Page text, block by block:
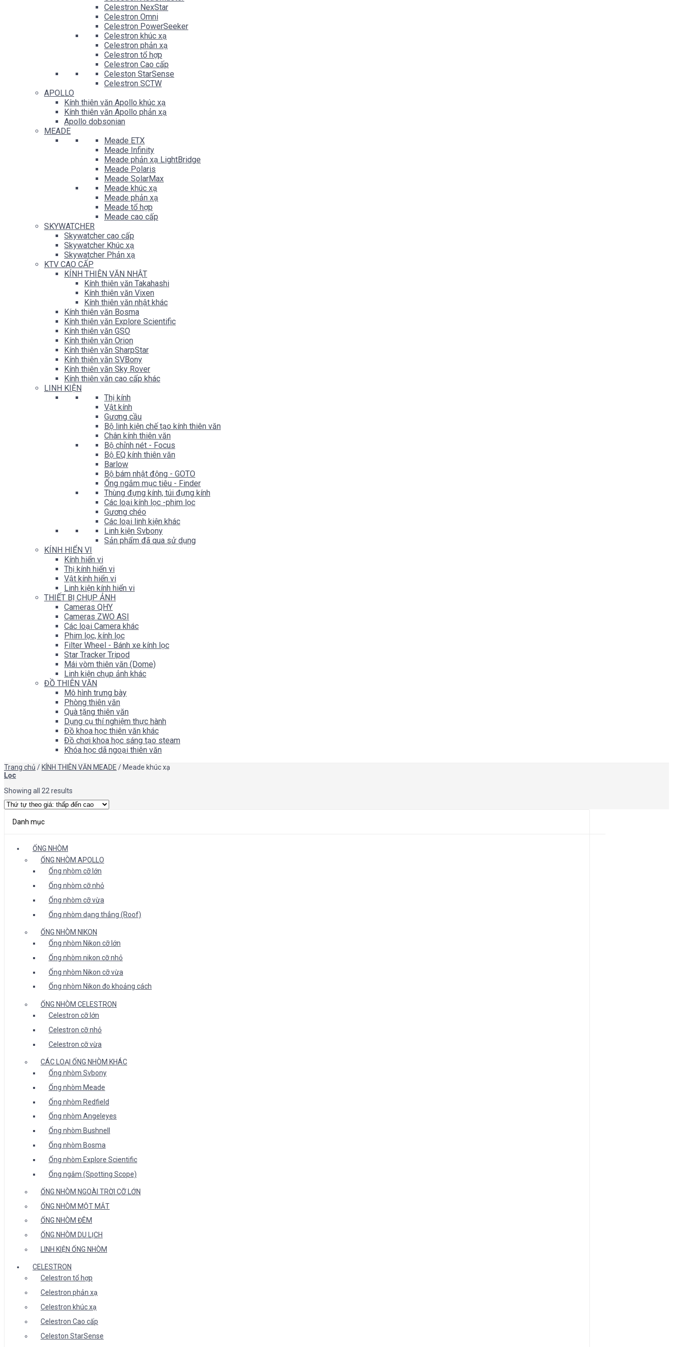
Celestron NexStar
Celestron Omni
Celestron PowerSeeker
Celestron khúc xạ
Celestron phản xạ
Celestron tổ hợp
Celestron Cao cấp
Celeston StarSense
Celestron SCTW
APOLLO
Kính thiên văn Apollo khúc xạ
Kính thiên văn Apollo phản xạ
Apollo dobsonian
MEADE
Meade ETX
Meade Infinity
Meade phản xạ LightBridge
Meade Polaris
Meade SolarMax
Meade khúc xạ
Meade phản xạ
Meade tổ hợp
Meade cao cấp
SKYWATCHER
Skywatcher cao cấp
Skywatcher Khúc xạ
Skywatcher Phản xạ
KTV CAO CẤP
KÍNH THIÊN VĂN NHẬT
Kính thiên văn Takahashi
Kính thiên văn Vixen
Kính thiên văn nhật khác
Kính thiên văn Bosma
Kính thiên văn Explore Scientific
Kính thiên văn GSO
Kính thiên văn Orion
Kính thiên văn SharpStar
Kính thiên văn SVBony
Kính thiên văn Sky Rover
Kính thiên văn cao cấp khác
LINH KIỆN
Thị kính
Vật kính
Gương cầu
Bộ linh kiện chế tạo kính thiên văn
Chân kính thiên văn
Bộ chỉnh nét - Focus
Bộ EQ kính thiên văn
Barlow
Bộ bám nhật động - GOTO
Ống ngắm mục tiêu - Finder
Thùng đựng kính, túi đựng kính
Các loại kính lọc -phim lọc
Gương chéo
Các loại linh kiện khác
Linh kiện Svbony
Sản phẩm đã qua sử dụng
KÍNH HIỂN VI
Kính hiển vi
Thị kính hiển vi
Vật kính hiển vi
Linh kiện kính hiển vi
THIẾT BỊ CHỤP ẢNH
Cameras QHY
Cameras ZWO ASI
Các loại Camera khác
Phim lọc, kính lọc
Filter Wheel - Bánh xe kính lọc
Star Tracker Tripod
Mái vòm thiên văn (Dome)
Linh kiện chụp ảnh khác
ĐỒ THIÊN VĂN
Mô hình trưng bày
Phòng thiên văn
Quà tặng thiên văn
Dụng cụ thí nghiệm thực hành
Đồ khoa học thiên văn khác
Đồ chơi khoa học sáng tạo steam
Khóa học dã ngoại thiên văn
Trang chủ / KÍNH THIÊN VĂN MEADE / Meade khúc xạ
Lọc
Showing all 22 results
Danh mục
ỐNG NHÒM
ỐNG NHÒM APOLLO
Ống nhòm cỡ lớn
Ống nhòm cỡ nhỏ
Ống nhòm cỡ vừa
Ống nhòm dạng thẳng (Roof)
ỐNG NHÒM NIKON
Ống nhòm Nikon cỡ lớn
Ống nhòm nikon cỡ nhỏ
Ống nhòm Nikon cỡ vừa
Ống nhòm Nikon đo khoảng cách
ỐNG NHÒM CELESTRON
Celestron cỡ lớn
Celestron cỡ nhỏ
Celestron cỡ vừa
CÁC LOẠI ỐNG NHÒM KHÁC
Ống nhòm Svbony
Ống nhòm Meade
Ống nhòm Redfield
Ống nhòm Angeleyes
Ống nhòm Bushnell
Ống nhòm Bosma
Ống nhòm Explore Scientific
Ống ngắm (Spotting Scope)
ỐNG NHÒM NGOÀI TRỜI CỠ LỚN
ỐNG NHÒM MỘT MẮT
ỐNG NHÒM ĐÊM
ỐNG NHÒM DU LỊCH
LINH KIỆN ỐNG NHÒM
CELESTRON
Celestron tổ hợp
Celestron phản xạ
Celestron khúc xạ
Celestron Cao cấp
Celeston StarSense